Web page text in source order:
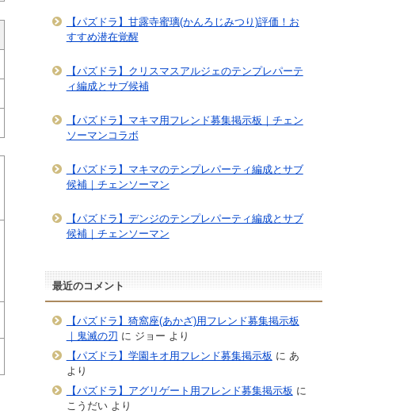
【パズドラ】甘露寺蜜璃(かんろじみつり)評価！お
すすめ潜在覚醒
【パズドラ】クリスマスアルジェのテンプレパーテ
ィ編成とサブ候補
【パズドラ】マキマ用フレンド募集掲示板｜チェン
ソーマンコラボ
【パズドラ】マキマのテンプレパーティ編成とサブ
候補｜チェンソーマン
【パズドラ】デンジのテンプレパーティ編成とサブ
候補｜チェンソーマン
最近のコメント
【パズドラ】猗窩座(あかざ)用フレンド募集掲示板
｜鬼滅の刃 に ジョー より
【パズドラ】学園キオ用フレンド募集掲示板 に あ
より
【パズドラ】アグリゲート用フレンド募集掲示板 に
こうだいより